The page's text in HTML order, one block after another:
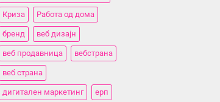
Криза Работа од дома
бренд веб дизајн
веб продавница вебстранa
веб страна
дигитален маркетинг ерп